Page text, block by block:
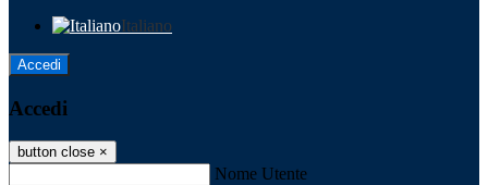
Italiano
Accedi
Accedi
button close ×
Nome Utente